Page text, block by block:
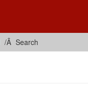
Search